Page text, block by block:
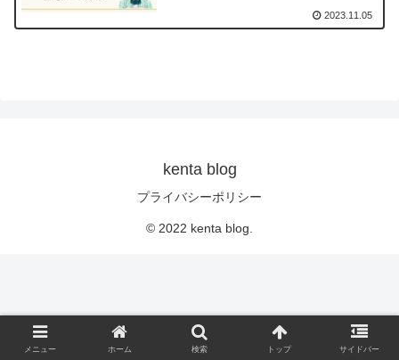
2023.11.05
kenta blog
プライバシーポリシー
© 2022 kenta blog.
メニュー ホーム 検索 トップ サイドバー